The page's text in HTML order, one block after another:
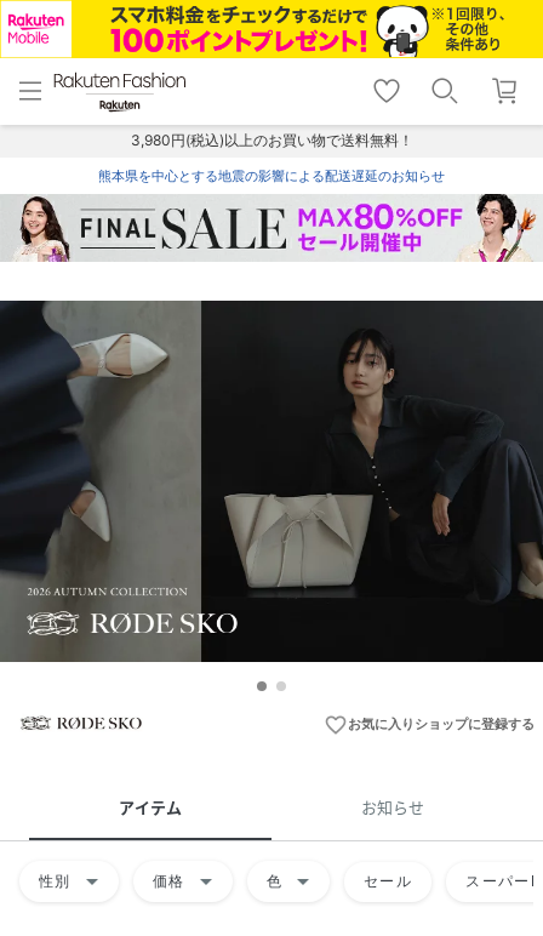
menu home
トップ
shopping_cart lock_outline
ログイン
3,980円(税込)以上のお買い物で送料無料！
熊本県を中心とする地震の影響による配送遅延のお知らせ
favorite_borderお気に入りショップに登録する
アイテム お知らせ
性別 arrow_drop_down 価格 arrow_drop_down 色 arrow_drop_down セール スーパー